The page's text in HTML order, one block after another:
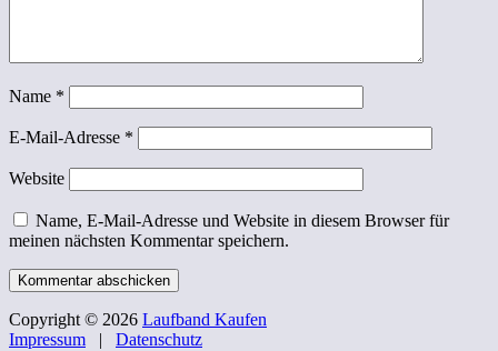
Name *
E-Mail-Adresse *
Website
Name, E-Mail-Adresse und Website in diesem Browser für
meinen nächsten Kommentar speichern.
Copyright © 2026 Laufband Kaufen
Impressum | Datenschutz